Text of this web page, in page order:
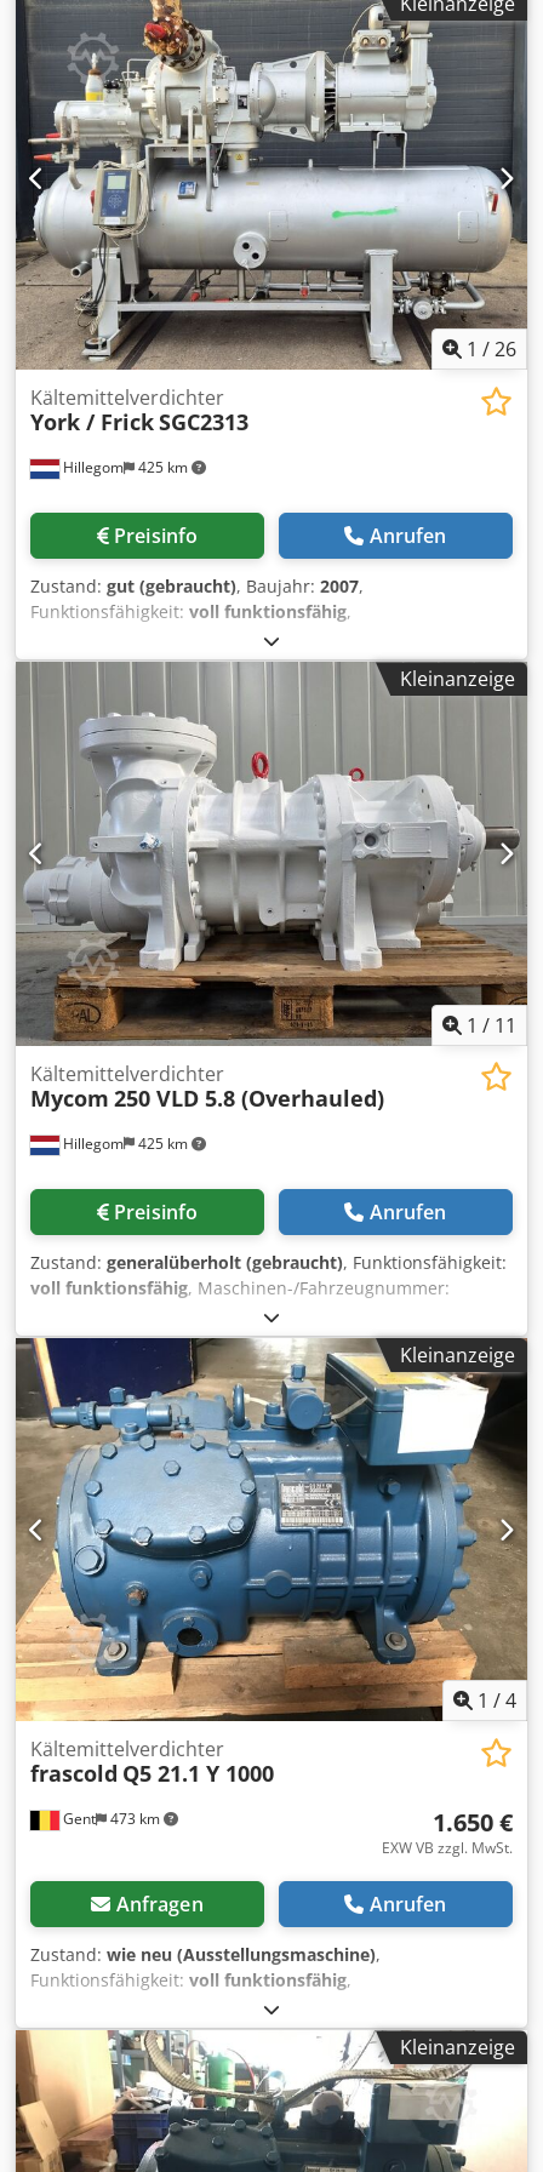
MK1 Kältemittel: Ammoniak Elektromotor: 50 Hz – 90 kW –
2960 U/min Verdichtervolumen: 1404 m³/h Gewicht: 1700
kg Abmessungen: 2600x1200x2200 mm (LxBxH) Chjdpfx
Apetix U Dstea Menge verfügbar: 1 Stück Leistungen:
(-10ºC/+40ºC) – 687,4 kW (-20ºC/+40ºC) – 459,1 kW
(-30ºC/+40ºC) – 289,0 kW (-40ºC/+40ºC) – 167,1 kW
1 /26
Hillegom 425 km
Kältemittelverdichter
York / FrickSGC2313
Preisinfo Anrufen
Zustand: gut (gebraucht), Baujahr: 2007,
Funktionsfähigkeit: voll funktionsfähig,
Maschinen-/Fahrzeugnummer:
3.500 mm, Gesamtbreite:1.550 mm, Gesamthöhe:2.570
mm
, Leistung: 1.351 kW (1.836,85 PS)
, Kraftstofftyp:
elektrisch, Volumenstrom:
, Gebrauchter Frick / York SGC 2313 - Sabroe SAB 233 S
Schraubenkompressor-Skid für R717 (Ammoniak). Komplett
mit einem Schorch DQ7250S-PB83P-Z Elektromotor – 60 Hz
– 110 kW – 3550 U/min mit Zusatzkühlung, Sabroe OHU
07629 Ölabscheider mit einem Volumen von 1371 Litern,
Sabroe OF 2111 Ölfilter, Vahterus PSHE 3HH-66/2/1 Q-Plate
Ölkühler, Ölpumpe und einem Unisab 3 Regler. Der
Kompressor hat ein Fördervolumen von 2239 m³/h.
Leistung: 1351 kW bei -6,7 °C/+35 °C. Csdpfx Ajxyk
Ensptsha
Kleinanzeige
1 / 11
Hillegom 425 km
Kältemittelverdichter
Mycom 250 VLD 5.8 (Overhauled)
Preisinfo Anrufen
Zustand: generalüberholt (gebraucht), Funktionsfähigkeit:
voll funktionsfähig, Maschinen-/Fahrzeugnummer:
2.177 kg
mm, Gesamtbreite:800 mm, Gesamthöhe:720 mm,
Motorenhersteller: Mycom
, Überholter Mycom 250VLD 5.8
R717 / Freon Schraubenkompressor. Chodpfx Aex A S
Rqjptja
Kleinanzeige
1 /4
Gent 473 km
Kältemittelverdichter
frascold Q5 21.1 Y 1000
1.650 €
EXW VB zzgl. MwSt.
Anfragen Anrufen
Zustand: wie neu (Ausstellungsmaschine),
Funktionsfähigkeit: voll funktionsfähig,
Maschinen-/Fahrzeugnummer:
21.1Y-Verdichter ist eine zuverlässige und hochwertige
Lösung für verschiedene industrielle und gewerbliche
Anwendungen. Mit einer beeindruckenden Förderleistung
von 21,18 m3/h sorgt dieser Verdichter für effiziente Kühl-
und Gefrierprozesse. Egal, ob Sie in der HLK-Branche, im
Kühllager oder in der Lebensmittelverarbeitung tätig sind,
Kleinanzeige